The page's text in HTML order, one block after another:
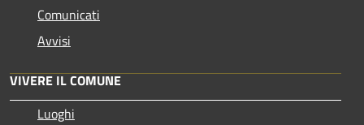
Comunicati
Avvisi
VIVERE IL COMUNE
Luoghi